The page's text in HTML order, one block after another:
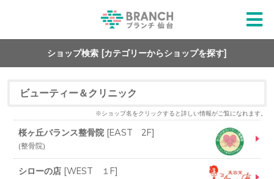
ショップ検索 [カテゴリーからショップを探す]
ビューティー＆クリニック
※ショップ名をクリックすると詳しい情報がご覧になれます。
桜ヶ丘バランス整骨院 [EAST 2F]
整骨院
シローの店 [WEST １F]